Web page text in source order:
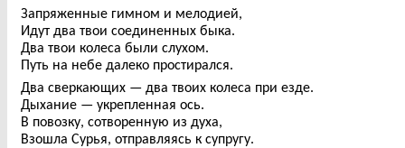
Запряженные гимном и мелодией,
Идут два твои соединенных быка.
Два твои колеса были слухом.
Путь на небе далеко простирался.
Два сверкающих — два твоих колеса при езде.
Дыхание — укрепленная ось.
В повозку, сотворенную из духа,
Взошла Сурья, отправляясь к супругу.